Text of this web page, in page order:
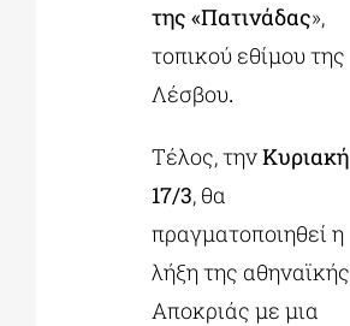
της «Πατινάδας»,
τοπικού εθίμου της
Λέσβου.
Τέλος, τηνΚυριακή
17/3, θα
πραγματοποιηθεί η
λήξη της αθηναϊκής
Αποκριάς με μια